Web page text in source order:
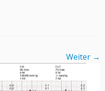
Weiter →